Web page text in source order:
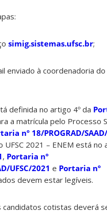
simig.sistemas.ufsc.br;
enviado à coordenadoria
definida no artigo 4º da
a matrícula pelo Processo
nº 18/PROGRAD/
2021 – ENEM está no
, Portaria nº
UFSC/2021 e Portaria nº
devem estar legíveis.
cotistas deverá